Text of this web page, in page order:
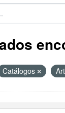
Catálogos